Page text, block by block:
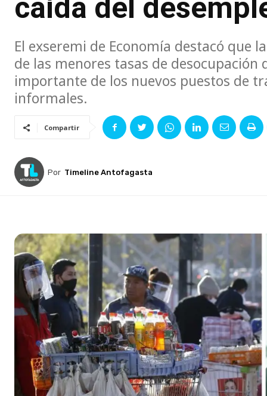
caída del
El exseremi de Economía destacó que
de las menores tasas de
importante de los nuevos puestos de
informales.
Compartir
Por Timeline Antofagasta